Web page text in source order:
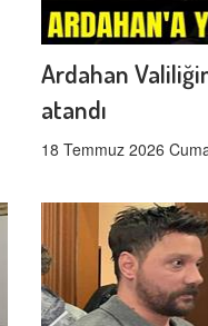
Ardahan
atandı
18 Temmuz 2026